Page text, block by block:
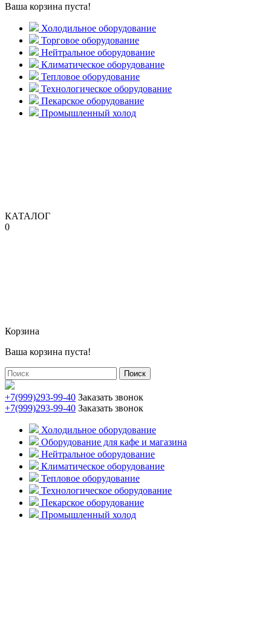
Ваша корзина пуста!
Холодильное оборудование
Торговое оборудование
Нейтральное оборудование
Климатическое оборудование
Тепловое оборудование
Технологическое оборудование
Пекарское оборудование
Промышленный холод
КАТАЛОГ
0
Корзина
Ваша корзина пуста!
Поиск
+7(999)293-99-40 Заказать звонок
+7(999)293-99-40 Заказать звонок
Холодильное оборудование
Оборудование для кафе и магазина
Нейтральное оборудование
Климатическое оборудование
Тепловое оборудование
Технологическое оборудование
Пекарское оборудование
Промышленный холод